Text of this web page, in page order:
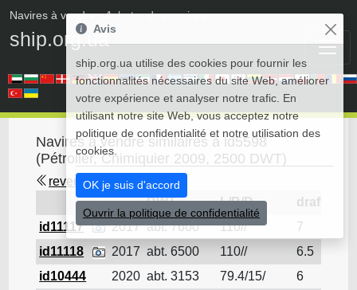
Navires à vendre• Acheter des navires
ship.org.ua
Navires à vendre similaires à id5598
(Pétrolier, Chimiquier 2009, 2500 DWT)
revenir en arrière
DWT
L/B/D
draft
id11117
2017 abt. 7600 110// 7
id11118
2017 abt. 6500 110// 6.5
id10444
2020 abt. 3153 79.4/15/ 6
Avis
ship.org.ua utilise des cookies pour fournir les
fonctionnalités nécessaires du site Web, améliorer
votre expérience et analyser notre trafic. En
utilisant notre site Web, vous acceptez notre
politique de confidentialité et notre utilisation des
cookies.
OK je suis d'accord
Ouvrir la politique de confidentialité